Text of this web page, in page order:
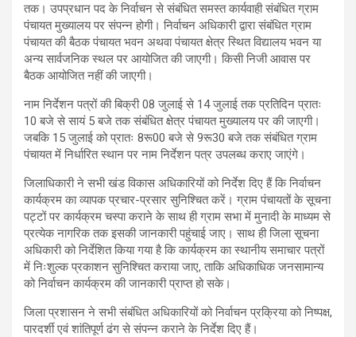
तक। उपप्रधान पद के निर्वाचन से संबंधित समस्त कार्यवाही संबंधित ग्राम
पंचायत मुख्यालय पर संपन्न होगी। निर्वाचन अधिकारी द्वारा संबंधित ग्राम
पंचायत की बैठक पंचायत भवन अथवा पंचायत क्षेत्र स्थित विद्यालय भवन या
अन्य सार्वजनिक स्थल पर आयोजित की जाएगी। किसी निजी आवास पर
बैठक आयोजित नहीं की जाएगी।
नाम निर्देशन पत्रों की बिक्री 08 जुलाई से 14 जुलाई तक प्रतिदिन प्रातः
10 बजे से सायं 5 बजे तक संबंधित क्षेत्र पंचायत मुख्यालय पर की जाएगी।
जबकि 15 जुलाई को प्रातः 8रू00 बजे से 9रू30 बजे तक संबंधित ग्राम
पंचायत में निर्धारित स्थान पर नाम निर्देशन पत्र उपलब्ध कराए जाएंगे।
जिलाधिकारी ने सभी खंड विकास अधिकारियों को निर्देश दिए हैं कि निर्वाचन
कार्यक्रम का व्यापक प्रचार-प्रसार सुनिश्चित करें। ग्राम पंचायतों के सूचना
पट्टों पर कार्यक्रम चस्पा कराने के साथ ही ग्राम सभा में मुनादी के माध्यम से
प्रत्येक नागरिक तक इसकी जानकारी पहुंचाई जाए। साथ ही जिला सूचना
अधिकारी को निर्देशित किया गया है कि कार्यक्रम का स्थानीय समाचार पत्रों
में निःशुल्क प्रकाशन सुनिश्चित कराया जाए, ताकि अधिकाधिक जनसामान्य
को निर्वाचन कार्यक्रम की जानकारी प्राप्त हो सके।
जिला प्रशासन ने सभी संबंधित अधिकारियों को निर्वाचन प्रक्रिया को निष्पक्ष,
पारदर्शी एवं शांतिपूर्ण ढंग से संपन्न कराने के निर्देश दिए हैं।